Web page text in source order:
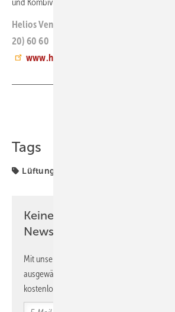
und Kombiverteiler kommen auf eine
Helios Ventilatoren, 78056 Villingen-
20) 60 60
www.heliosventilatoren.de
Tags
Lüftung
Keine Zeit? Kein Problem
Newsletter!
Mit unserem Newsletter erhalten Sie
ausgewählte Informationen und
kostenlos direkt ins Postfach.